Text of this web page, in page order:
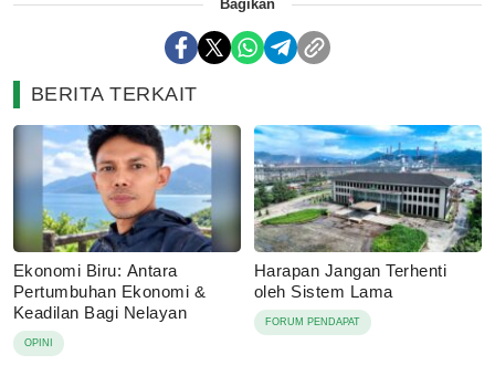
Bagikan
BERITA TERKAIT
Ekonomi Biru: Antara
Pertumbuhan Ekonomi &
Keadilan Bagi Nelayan
OPINI
Harapan Jangan Terhenti
oleh Sistem Lama
FORUM PENDAPAT